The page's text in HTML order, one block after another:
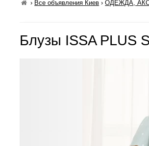
› Все объявления Киев ›ОДЕЖДА,
Блузы ISSA PLUS